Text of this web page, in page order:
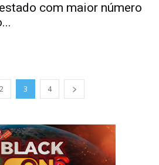
com maior número
2 3 4